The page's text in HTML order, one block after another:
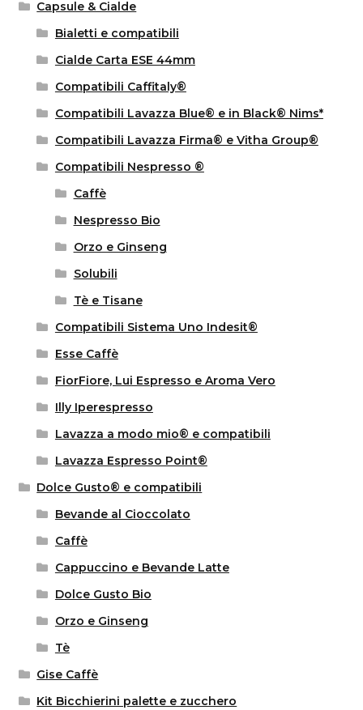
Capsule & Cialde
Bialetti e compatibili
Cialde Carta ESE 44mm
Compatibili Caffitaly®
Compatibili Lavazza Blue® e in Black® Nims*
Compatibili Lavazza Firma® e Vitha Group®
Compatibili Nespresso ®
Caffè
Nespresso Bio
Orzo e Ginseng
Solubili
Tè e Tisane
Compatibili Sistema Uno Indesit®
Esse Caffè
FiorFiore, Lui Espresso e Aroma Vero
Illy Iperespresso
Lavazza a modo mio® e compatibili
Lavazza Espresso Point®
Dolce Gusto® e compatibili
Bevande al Cioccolato
Caffè
Cappuccino e Bevande Latte
Dolce Gusto Bio
Orzo e Ginseng
Tè
Gise Caffè
Kit Bicchierini palette e zucchero